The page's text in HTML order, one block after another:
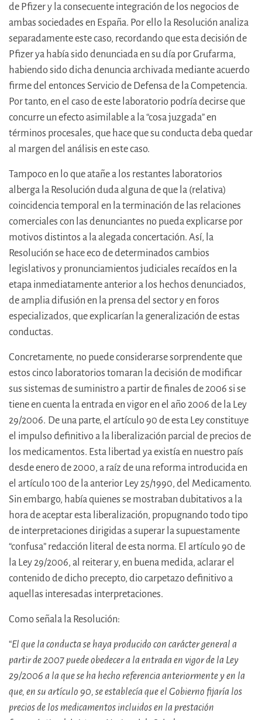
de Pfizer y la consecuente integración de los negocios de
ambas sociedades en España. Por ello la Resolución analiza
separadamente este caso, recordando que esta decisión de
Pfizer ya había sido denunciada en su día por Grufarma,
habiendo sido dicha denuncia archivada mediante acuerdo
firme del entonces Servicio de Defensa de la Competencia.
Por tanto, en el caso de este laboratorio podría decirse que
concurre un efecto asimilable a la “cosa juzgada” en
términos procesales, que hace que su conducta deba quedar
al margen del análisis en este caso.
Tampoco en lo que atañe a los restantes laboratorios
alberga la Resolución duda alguna de que la (relativa)
coincidencia temporal en la terminación de las relaciones
comerciales con las denunciantes no pueda explicarse por
motivos distintos a la alegada concertación. Así, la
Resolución se hace eco de determinados cambios
legislativos y pronunciamientos judiciales recaídos en la
etapa inmediatamente anterior a los hechos denunciados,
de amplia difusión en la prensa del sector y en foros
especializados, que explicarían la generalización de estas
conductas.
Concretamente, no puede considerarse sorprendente que
estos cinco laboratorios tomaran la decisión de modificar
sus sistemas de suministro a partir de finales de 2006 si se
tiene en cuenta la entrada en vigor en el año 2006 de la Ley
29/2006. De una parte, el artículo90 de esta Ley constituye
el impulso definitivo a la liberalización parcial de precios de
los medicamentos. Esta libertad ya existía en nuestro país
desde enero de 2000, a raíz de una reforma introducida en
el artículo 100 de la anterior Ley 25/1990, del Medicamento.
Sin embargo, había quienes se mostraban dubitativos a la
hora de aceptar esta liberalización, propugnando todo tipo
de interpretaciones dirigidas a superar la supuestamente
“confusa” redacción literal de esta norma. El artículo 90 de
la Ley 29/2006, al reiterar y, en buena medida, aclarar el
contenido de dicho precepto, dio carpetazo definitivo a
aquellas interesadas interpretaciones.
Como señala la Resolución:
“El que la conducta se haya producido con carácter general a
partir de 2007 puede obedecer a la entrada en vigor de la Ley
29/2006 a la que se ha hecho referencia anteriormente y en la
que, en su artículo 90, se establecía que el Gobierno fijaría los
precios de los medicamentos incluidos en la prestación